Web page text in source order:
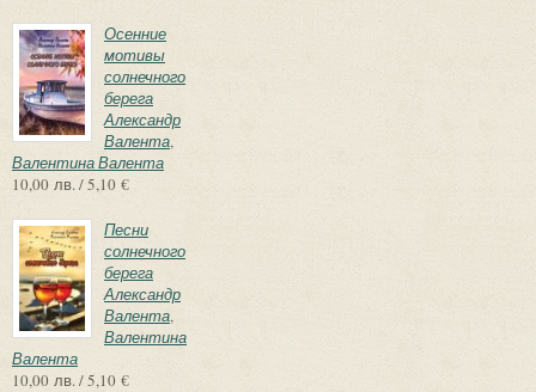
Осенние
мотивы
солнечного
берега
Александр
Валента,
Валентина Валента
10,00 лв. / 5,10 €
Песни
солнечного
берега
Александр
Валента,
Валентина
Валента
10,00 лв. / 5,10 €